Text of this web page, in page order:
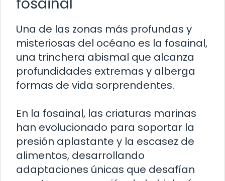
Una de las zonas más profundas y
misteriosas del océano es la fosainal,
una trinchera abismal que alcanza
profundidades extremas y alberga
formas de vida sorprendentes.
En la fosainal, las criaturas marinas
han evolucionado para soportar la
presión aplastante y la escasez de
alimentos, desarrollando
adaptaciones únicas que desafían